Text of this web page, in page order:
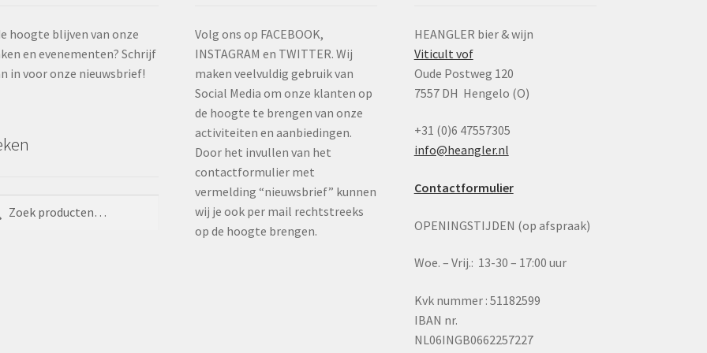
hoogte blijven van onze
en evenementen? Schrijf
in voor onze nieuwsbrief!
Volg ons op FACEBOOK,
INSTAGRAM en TWITTER. Wij
maken veelvuldig gebruik van
Social Media om onze klanten op
de hoogte te brengen van onze
activiteiten en aanbiedingen.
Door het invullen van het
contactformulier met
vermelding “nieuwsbrief” kunnen
wij je ook per mail rechtstreeks
op de hoogte brengen.
HEANGLER bier & wijn
Viticult vof
Oude Postweg 120
7557 DH Hengelo (O)
+31 (0)6 47557305
info@heangler.nl
Contactformulier
OPENINGSTIJDEN (op afspraak)
Woe. – Vrij.: 13-30 – 17:00 uur
Kvk nummer : 51182599
IBAN nr.
NL06INGB0662257227